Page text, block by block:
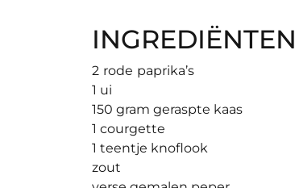
INGREDIËNTEN
2 rode paprika’s
1 ui
150 gram geraspte kaas
1 courgette
1 teentje knoflook
zout